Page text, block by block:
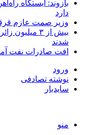
دارد
وزیر صمت عازم
بیش از ۳
شدند
افت صادرات نفت آمریکا
ورود
نوشته تصادفی
سایدبار
منو